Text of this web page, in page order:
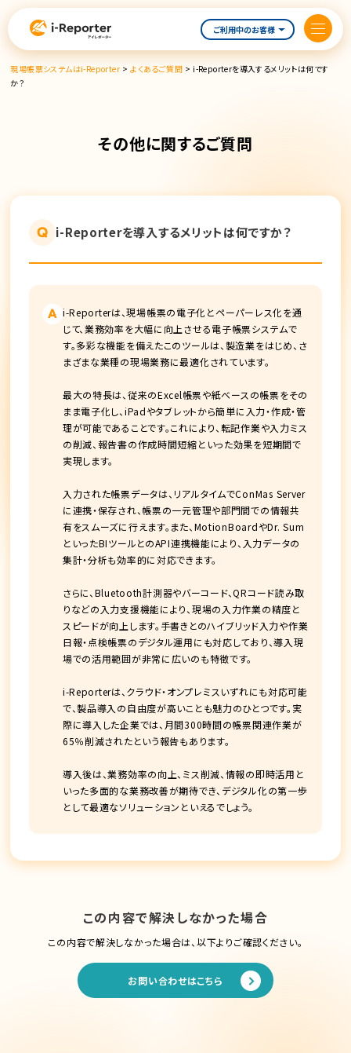
容
ご利用中のお客様
現場帳票システムはi-Reporter >よくあるご質問 >i-Reporterを導入するメリットは何です
か？
その他に関するご質問
Q i-Reporterを導入するメリットは何ですか？
A i-Reporterは、現場帳票の電子化とペーパーレス化を通
じて、業務効率を大幅に向上させる電子帳票システムで
す。多彩な機能を備えたこのツールは、製造業をはじめ、さ
まざまな業種の現場業務に最適化されています。
最大の特長は、従来のExcel帳票や紙ベースの帳票をその
まま電子化し、iPadやタブレットから簡単に入力・作成・管
理が可能であることです。これにより、転記作業や入力ミス
の削減、報告書の作成時間短縮といった効果を短期間で
実現します。
入力された帳票データは、リアルタイムでConMas Server
に連携・保存され、帳票の一元管理や部門間での情報共
有をスムーズに行えます。また、MotionBoardやDr. Sum
といったBIツールとのAPI連携機能により、入力データの
集計・分析も効率的に対応できます。
さらに、Bluetooth計測器やバーコード、QRコード読み取
りなどの入力支援機能により、現場の入力作業の精度と
スピードが向上します。手書きとのハイブリッド入力や作業
日報・点検帳票のデジタル運用にも対応しており、導入現
場での活用範囲が非常に広いのも特徴です。
i-Reporterは、クラウド・オンプレミスいずれにも対応可能
で、製品導入の自由度が高いことも魅力のひとつです。実
際に導入した企業では、月間300時間の帳票関連作業が
65％削減されたという報告もあります。
導入後は、業務効率の向上、ミス削減、情報の即時活用と
いった多面的な業務改善が期待でき、デジタル化の第一歩
として最適なソリューションといえるでしょう。
この内容で解決しなかった場合
この内容で解決しなかった場合は、以下よりご確認ください。
お問い合わせはこちら